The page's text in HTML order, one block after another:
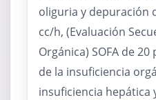
oliguria y depuración
cc/h, (Evaluación
Orgánica) SOFA de
de la insuficiencia
insuficiencia hepática